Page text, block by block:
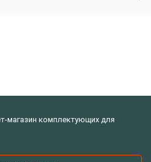
магазин комплектующих для